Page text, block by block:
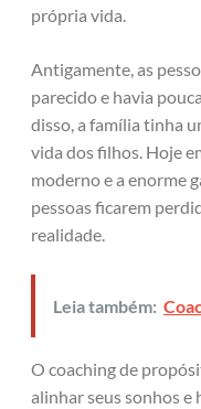
própria vida.
Antigamente, as
parecido e havia
disso, a família tinha
vida dos filhos. Hoje
moderno e a enorme
pessoas ficarem
realidade.
Leia também:
O coaching de
alinhar seus sonhos e